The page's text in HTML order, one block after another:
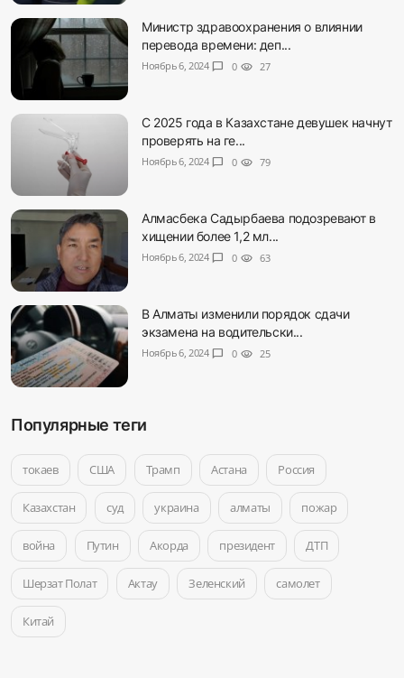
Министр здравоохранения о влиянии
перевода времени: деп...
Ноябрь 6, 2024 chat_bubble 0 visibility 27
С 2025 года в Казахстане девушек начнут
проверять на ге...
Ноябрь 6, 2024 chat_bubble 0 visibility 79
Алмасбека Садырбаева подозревают в
хищении более 1,2 мл...
Ноябрь 6, 2024 chat_bubble 0 visibility 63
В Алматы изменили порядок сдачи
экзамена на водительски...
Ноябрь 6, 2024 chat_bubble 0 visibility 25
Популярные теги
токаев США Трамп Астана Россия
Казахстан суд украина алматы пожар
война Путин Акорда президент ДТП
Шерзат Полат Актау Зеленский самолет
Китай